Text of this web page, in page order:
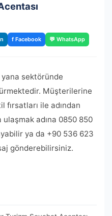
f Facebook 💬 WhatsApp
yana sektöründe
Müşterilerine
fırsatları ile adından
ulaşmak adına 0850 850
ya da +90 536 623
gönderebilirsiniz.